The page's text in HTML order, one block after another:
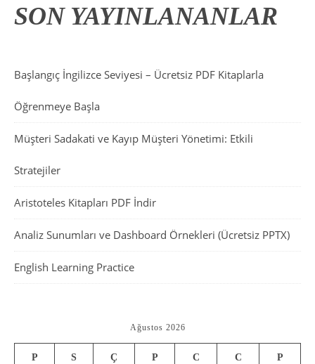
SON YAYINLANANLAR
Başlangıç İngilizce Seviyesi – Ücretsiz PDF Kitaplarla
Öğrenmeye Başla
Müşteri Sadakati ve Kayıp Müşteri Yönetimi: Etkili
Stratejiler
Aristoteles Kitapları PDF İndir
Analiz Sunumları ve Dashboard Örnekleri (Ücretsiz PPTX)
English Learning Practice
Ağustos 2026
P S Ç P C C P